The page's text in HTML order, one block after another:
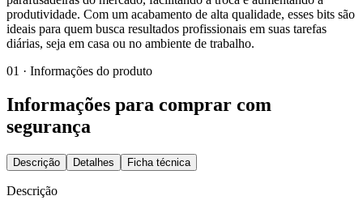
produtividade. Com um acabamento de alta qualidade, esses bits são
ideais para quem busca resultados profissionais em suas tarefas
diárias, seja em casa ou no ambiente de trabalho.
01 · Informações do produto
Informações para comprar com
segurança
Descrição Detalhes Ficha técnica
Descrição